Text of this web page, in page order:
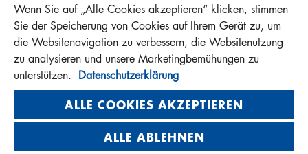
MANN+HUMMEL FT Poland
Sp. z o. o. Sp. k.
ul. Wrocławska 145, 63-800 GOSTYŃ, POLAND
Privacy Statement
Imprint
Wenn Sie auf „Alle Cookies akzeptieren“ klicken, stimmen
Sie der Speicherung von Cookies auf Ihrem Gerät zu, um
die Websitenavigation zu verbessern, die Websitenutzung
zu analysieren und unsere Marketingbemühungen zu
unterstützen. Datenschutzerklärung
ALLE COOKIES AKZEPTIEREN
ALLE ABLEHNEN